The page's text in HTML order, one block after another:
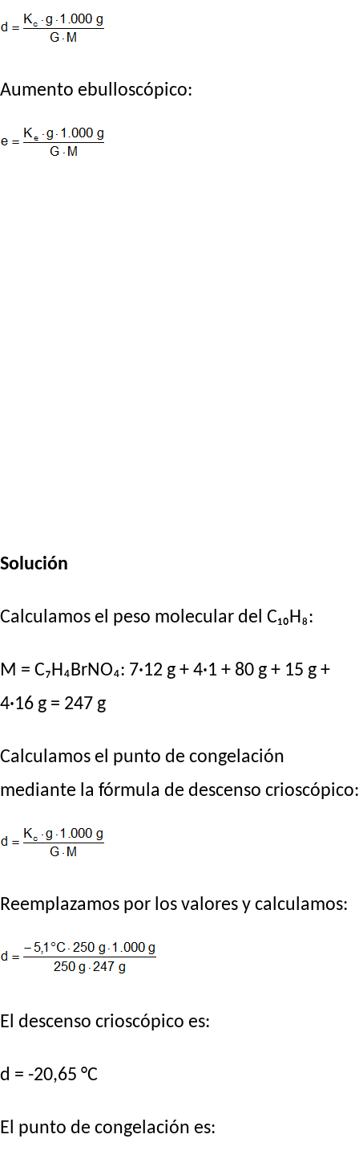
Aumento ebulloscópico:
Solución
Calculamos el peso molecular del C₁₀H₈:
M = C₇H₄BrNO₄: 7·12 g + 4·1 + 80 g + 15 g +
4·16 g = 247 g
Calculamos el punto de congelación
mediante la fórmula de descenso crioscópico:
Reemplazamos por los valores y calculamos:
El descenso crioscópico es:
d = -20,65 °C
El punto de congelación es: